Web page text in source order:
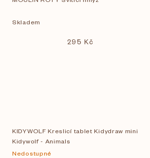
Skladem
295 Kč
KIDYWOLF Kreslicí tablet Kidydraw mini
Kidywolf - Animals
Nedostupné